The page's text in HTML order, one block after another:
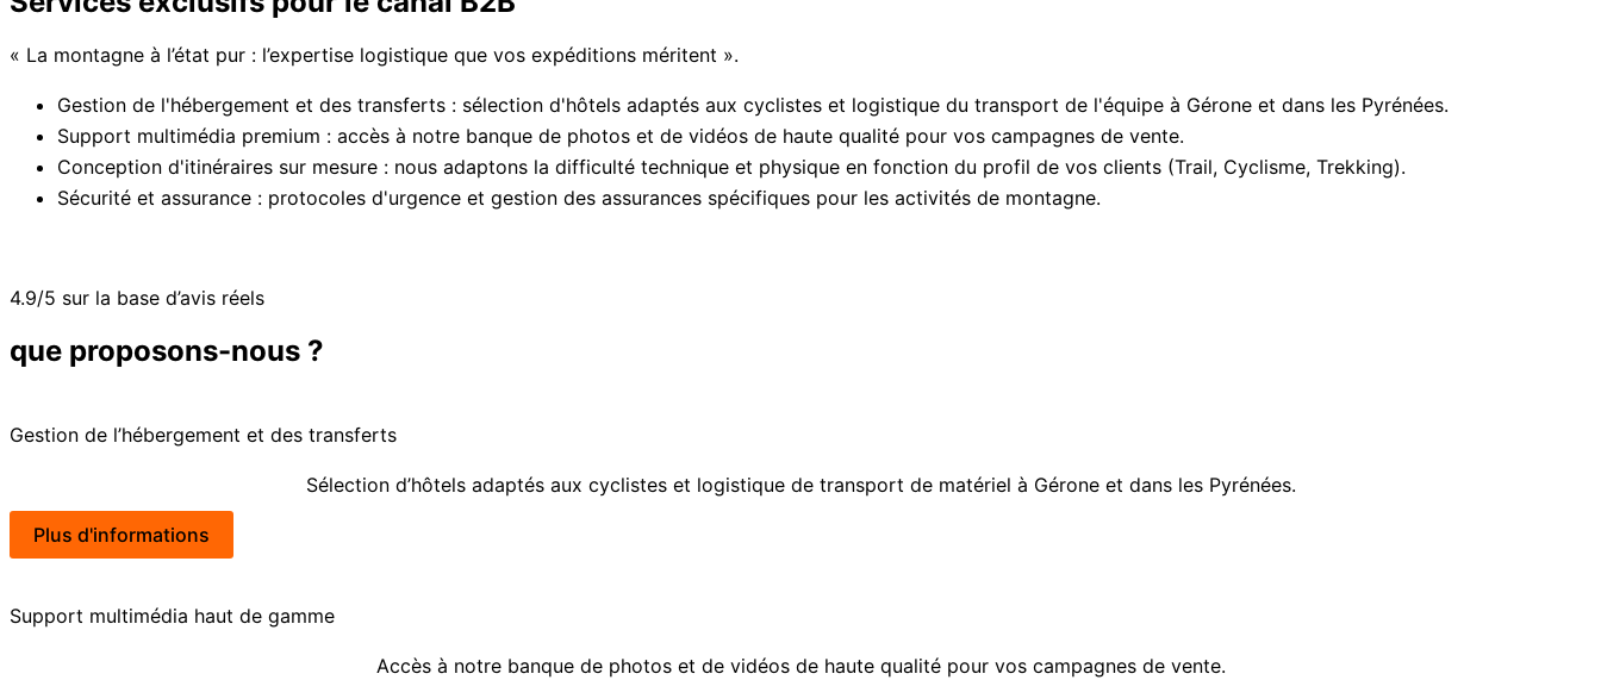
« La montagne à l’état pur : l’expertise logistique que vos expéditions méritent ».
Gestion de l'hébergement et des transferts : sélection d'hôtels adaptés aux cyclistes et logistique du transport de l'équipe à Gérone et dans les Pyrénées.
Support multimédia premium : accès à notre banque de photos et de vidéos de haute qualité pour vos campagnes de vente.
Conception d'itinéraires sur mesure : nous adaptons la difficulté technique et physique en fonction du profil de vos clients (Trail, Cyclisme, Trekking).
Sécurité et assurance : protocoles d'urgence et gestion des assurances spécifiques pour les activités de montagne.
4.9/5 sur la base d’avis réels
que proposons-nous ?
Gestion de l’hébergement et des transferts
Sélection d’hôtels adaptés aux cyclistes et logistique de transport de matériel à Gérone et dans les Pyrénées.
Plus d'informations
Support multimédia haut de gamme
Accès à notre banque de photos et de vidéos de haute qualité pour vos campagnes de vente.